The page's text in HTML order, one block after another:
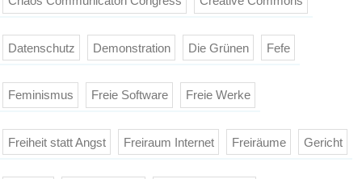
Datenschutz Demonstration Die Grünen Fefe
Feminismus Freie Software Freie Werke
Freiheit statt Angst Freiraum Internet Freiräume Gericht